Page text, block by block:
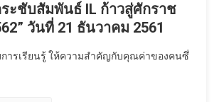
ระชับสัมพันธ์ IL ก้าวสู่ศักราช
วันที่ 21 ธันวาคม 2561
ารเรียนรู้ ให้ความสำคัญกับคุณค่าของคนซึ่